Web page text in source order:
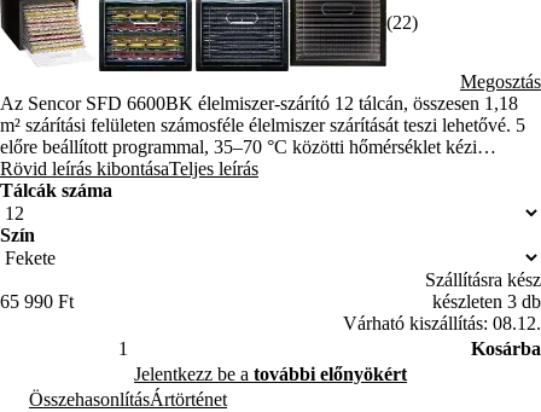
(22)
Megosztás
Az Sencor SFD 6600BK élelmiszer-szárító 12 tálcán, összesen 1,18
m² szárítási felületen számosféle élelmiszer szárítását teszi lehetővé. 5
előre beállított programmal, 35–70 °C közötti hőmérséklet kézi
beállításával, valamint vízszintes légáramlásos technológiával
rendelkezik, amely egyenletes szárítást biztosít anélkül, hogy a tálcákat
át kellene rendezni.
Rövid leírás kibontásaTeljes leírás
Tálcák száma
Szín
65 990 Ft
Szállításra kész
készleten 3 db
Várható kiszállítás: 08.12.
Kosárba
Jelentkezz be a további előnyökért
ÖsszehasonlításÁrtörténet